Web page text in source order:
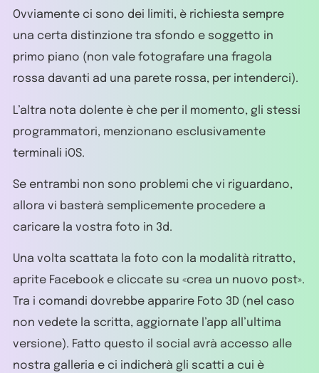
Ovviamente ci sono dei limiti, è richiesta sempre
una certa distinzione tra sfondo e soggetto in
primo piano (non vale fotografare una fragola
rossa davanti ad una parete rossa, per intenderci).
L’altra nota dolente è che per il momento, gli stessi
programmatori, menzionano esclusivamente
terminali iOS.
Se entrambi non sono problemi che vi riguardano,
allora vi basterà semplicemente procedere a
caricare la vostra foto in 3d.
Una volta scattata la foto con la modalità ritratto,
aprite Facebook e cliccate su «crea un nuovo post».
Tra i comandi dovrebbe apparire Foto 3D (nel caso
non vedete la scritta, aggiornate l’app all’ultima
versione). Fatto questo il social avrà accesso alle
nostra galleria e ci indicherà gli scatti a cui è